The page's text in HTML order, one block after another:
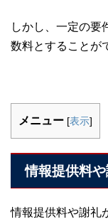
しかし、一定の要
数料とすることが
メニュー [表示]
情報提供料
情報提供料や謝礼